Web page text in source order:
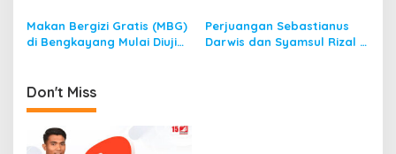
o
Bengkayang
(PLTMH)
Makan Bergizi Gratis (MBG)
di Bengkayang Mulai Diuji
Perjuangan Sebastianus
Darwis dan Syamsul Rizal 2
Don't Miss